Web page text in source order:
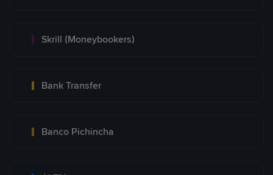
Skrill (Moneybookers)
Bank Transfer
Banco Pichincha